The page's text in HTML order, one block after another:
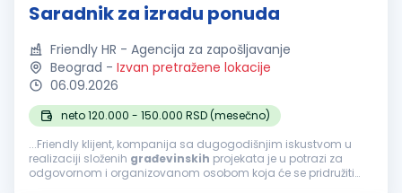
Saradnik za izradu ponuda
Friendly HR - Agencija za zapošljavanje
Beograd - Izvan pretražene lokacije
06.09.2026
neto 120.000 - 150.000 RSD (mesečno)
...Friendly klijent, kompanija sa dugogodišnjim iskustvom u
realizaciji složenih građevinskih projekata je u potrazi za
odgovornom i organizovanom osobom koja će se pridružiti